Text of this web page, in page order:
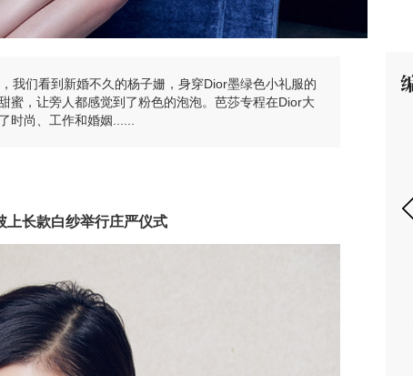
我们看到新婚不久的杨子姗，身穿Dior墨绿色小礼服的
蜜，让旁人都感觉到了粉色的泡泡。芭莎专程在Dior大
时尚、工作和婚姻......
上长款白纱举行庄严仪式